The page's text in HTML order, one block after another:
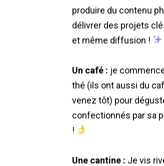
produire du contenu
délivrer des projets
et même diffusion !
Un café : je
thé (ils ont aussi du
venez tôt) pour
confectionnés par sa
!
Une cantine : Je vis